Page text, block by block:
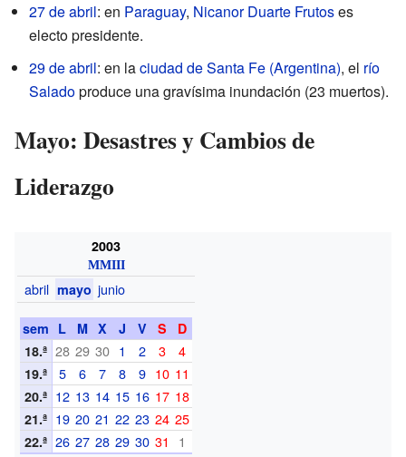
27 de abril: en Paraguay, Nicanor Duarte Frutoses
electo presidente.
29 de abril: en laciudad de Santa Fe (Argentina), el río
Saladoproduce una gravísima inundación (23 muertos).
Mayo: Desastres y Cambios de
Liderazgo
2003
MMIII
abril mayo junio
sem L M X J V S
D
18.ª 28 29 30 1 2 3 4
19.ª 5 6 7 8 9 10 11
20.ª 12 13 14 15 16 17 18
21.ª 19 20 21 22 23 24 25
22.ª 26 27 28 29 30 31 1